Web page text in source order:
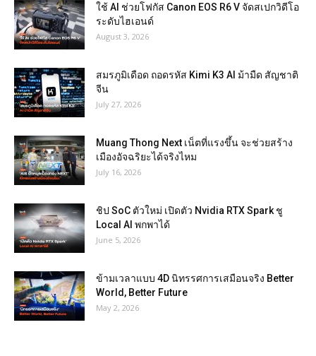
ใช้ AI ช่วยโฟกัส Canon EOS R6 V จัดสเปกวิดีโอ
ระดับไฮเอนด์
August 3, 2026
สมรภูมิเดือด ถอดรหัส Kimi K3 AI ม้ามืด สัญชาติ
จีน
July 27, 2026
Muang Thong Next เน็ตที่แรงขึ้น จะช่วยสร้าง
เมืองอัจฉริยะได้จริงไหม
July 16, 2026
ชิป SoC ตัวใหม่ เปิดตัว Nvidia RTX Spark ชู
Local AI พกพาได้
June 5, 2026
ข้ามเวลาแบบ 4D นิทรรศการเสมือนจริง Better
World, Better Future
May 2, 2026